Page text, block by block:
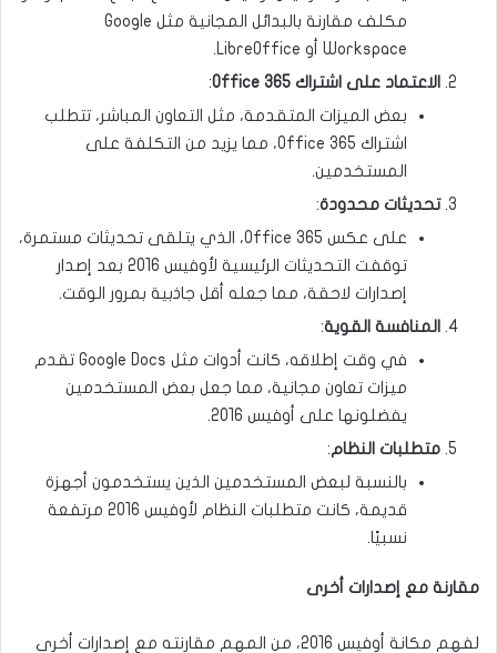
مكلف مقارنة بالبدائل المجانية مثل Google
Workspace أو LibreOffice.
الاعتماد على اشتراك
:
بعض الميزات المتقدمة، مثل التعاون المباشر، تتطلب
اشتراك Office 365، مما يزيد من التكلفة على
المستخدمين.
تحديثات محدودة:
على عكس Office 365، الذي يتلقى تحديثات مستمرة،
توقفت التحديثات الرئيسية لأوفيس 2016 بعد إصدار
إصدارات لاحقة، مما جعله أقل جاذبية بمرور الوقت.
المنافسة القوية:
في وقت إطلاقه، كانت أدوات مثل Google Docs تقدم
ميزات تعاون مجانية، مما جعل بعض المستخدمين
يفضلونها على أوفيس 2016.
متطلبات النظام:
بالنسبة لبعض المستخدمين الذين يستخدمون أجهزة
قديمة، كانت متطلبات النظام لأوفيس 2016 مرتفعة
نسبيًا.
مقارنة مع إصدارات أخرى
لفهم مكانة أوفيس 2016، من المهم مقارنته مع إصدارات أخرى